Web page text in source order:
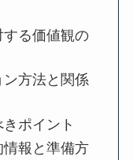
る価値観の
方法と関係
ポイント
報と準備方